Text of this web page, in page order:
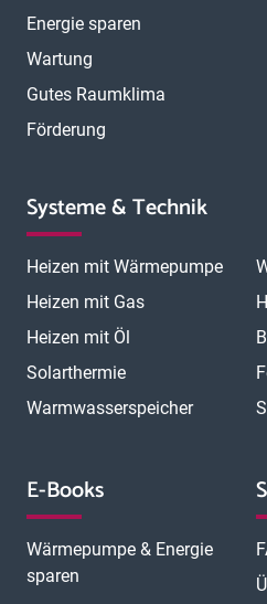
Energie sparen
Wartung
Gutes Raumklima
Förderung
Systeme & Technik
Heizen mit Wärmepumpe
Heizen mit Gas
Heizen mit Öl
Solarthermie
Warmwasserspeicher
E-Books
Wärmepumpe & Energie
sparen